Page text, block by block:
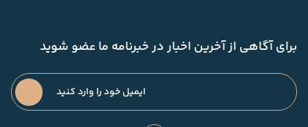
برای آگاهی از آخرین اخبار در خبرنامه ما عضو شوید